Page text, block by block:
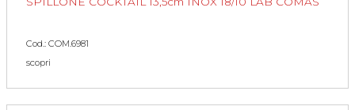
Cod.: COM.6981
scopri